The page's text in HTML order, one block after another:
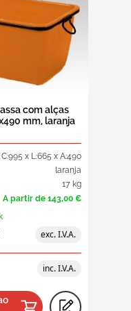
rodas
com alças
mm, laranja
C:995 x L:665 x A:490
laranja
17 kg
A partir de 143,00 €